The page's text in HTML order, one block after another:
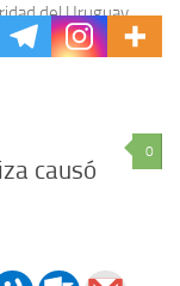
del Uruguay,
0
causó